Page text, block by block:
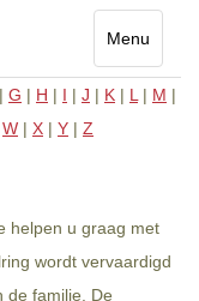
Menu
Toggle
| G | H | I | J | K | L | M |
W | X | Y | Z
helpen u graag met
wordt vervaardigd
de familie. De